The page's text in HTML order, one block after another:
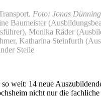
Foto: Jonas
Baumeister
Monika Räder
Katharina Steinfurth
Steile
weit: 14 neue
nicht nur die